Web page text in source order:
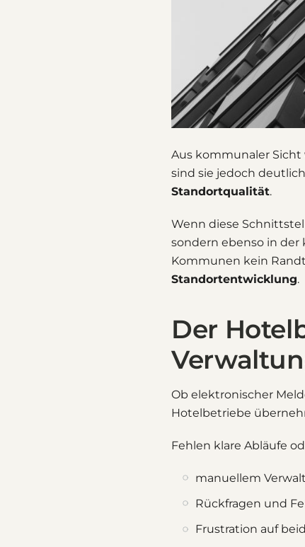
Aus kommunaler
sind sie jedoch
Standortqualität.
Wenn diese
sondern ebenso in
Kommunen kein
Standortentwicklung.
Der
Ob elektronischer
Hotelbetriebe
Fehlen klare Abläufe
manuellem
Rückfragen und
Frustration auf